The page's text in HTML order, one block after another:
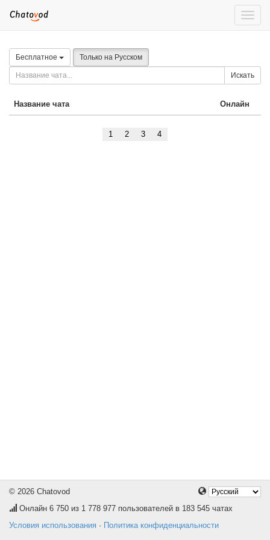
Toggle
Бесплатное Только на Русском
Искать
Название чата Онлайн
1 2 3 4
© 2026 Chatovod
Онлайн 6 750 из 1 778 977 пользователей в 183 545 чатах
Условия использования · Политика конфиденциальности